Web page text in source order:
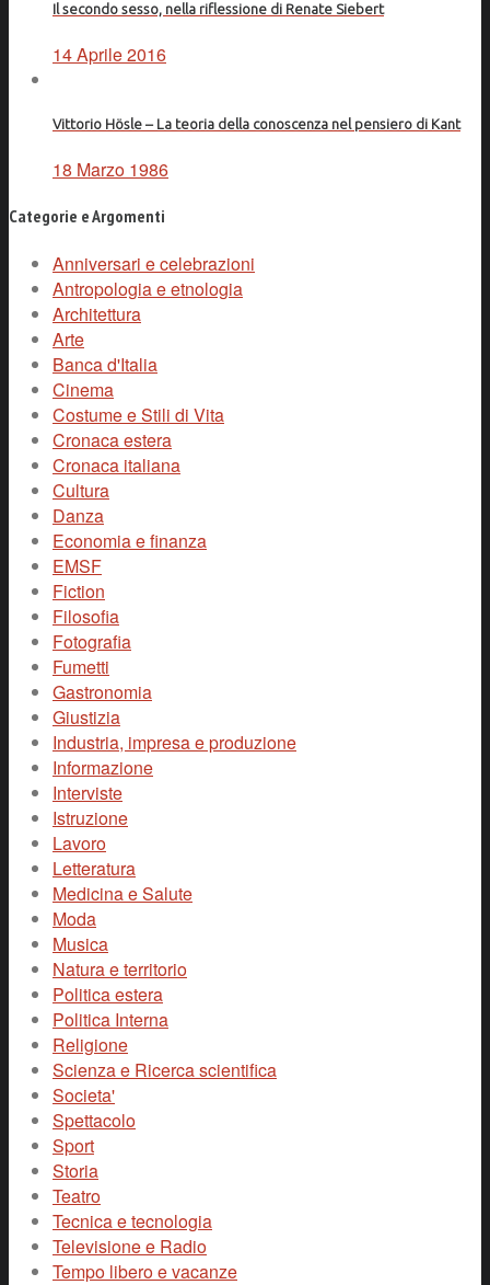
Il secondo sesso, nella riflessione di Renate Siebert
14 Aprile 2016
Vittorio Hösle – La teoria della conoscenza nel pensiero di Kant
18 Marzo 1986
Categorie e Argomenti
Anniversari e celebrazioni
Antropologia e etnologia
Architettura
Arte
Banca d'Italia
Cinema
Costume e Stili di Vita
Cronaca estera
Cronaca italiana
Cultura
Danza
Economia e finanza
EMSF
Fiction
Filosofia
Fotografia
Fumetti
Gastronomia
Giustizia
Industria, impresa e produzione
Informazione
Interviste
Istruzione
Lavoro
Letteratura
Medicina e Salute
Moda
Musica
Natura e territorio
Politica estera
Politica Interna
Religione
Scienza e Ricerca scientifica
Societa'
Spettacolo
Sport
Storia
Teatro
Tecnica e tecnologia
Televisione e Radio
Tempo libero e vacanze